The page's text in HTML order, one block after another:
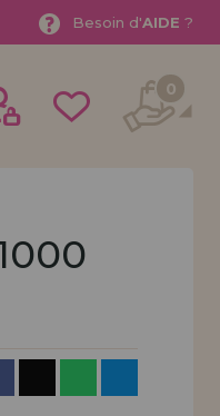
Besoin d'AIDE ?
0